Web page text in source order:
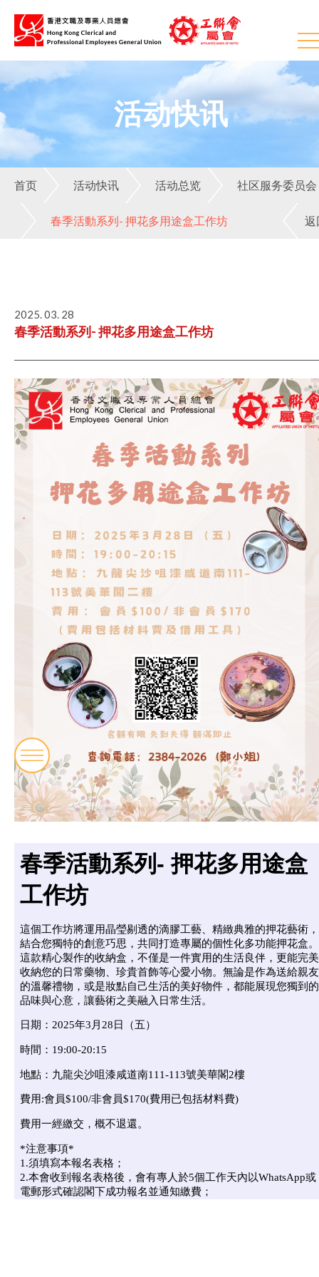
活动快讯
首页 活动快讯 活动总览 社区服务委员会
春季活動系列- 押花多用途盒工作坊 返
2025. 03. 28
春季活動系列- 押花多用途盒工作坊